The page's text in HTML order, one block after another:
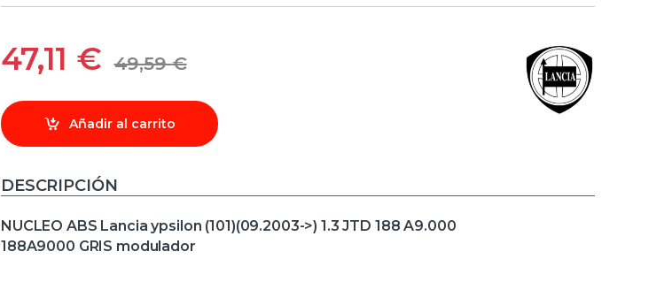
47,11 € 49,59€
Añadir al carrito
DESCRIPCIÓN
NUCLEO ABS Lancia ypsilon (101)(09.2003->) 1.3 JTD 188 A9.000
188A9000 GRIS modulador